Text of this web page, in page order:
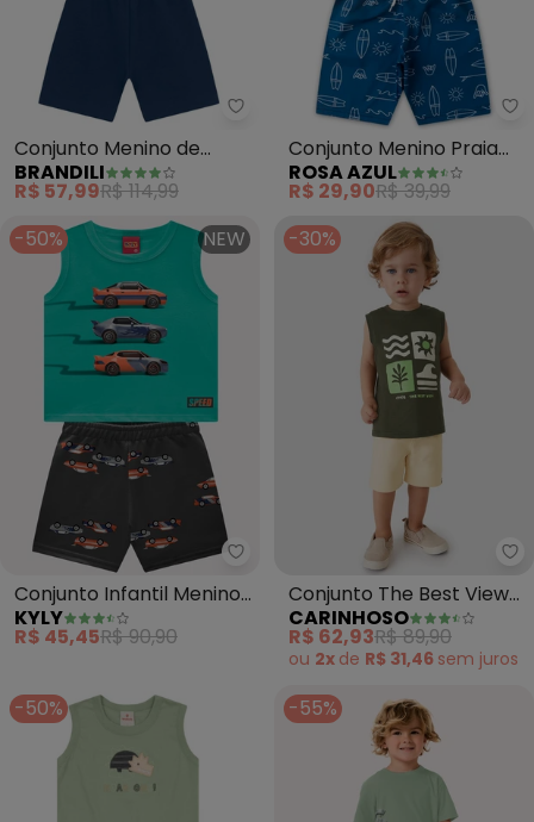
Brandili - Conjunto Menino de
Conjunto Menino de
Dinossauro Interativo
(Verde)
BRANDILI
R$ 57,99R$ 114,99
Conjunto Menino Praia
Kangulu (Verde Lima)
ROSA AZUL
R$ 29,90R$ 39,99
-50%
NEW
Kyly - Conjunto Infantil Menino
Conjunto Infantil Menino
Carros (Verde)
KYLY
R$ 45,45R$ 90,90
-30%
Conjunto The Best View
Menino (Verde Musgo)
CARINHOSO
R$ 62,93R$ 89,90
ou 2x de R$ 31,46 sem juros
-50% -55%